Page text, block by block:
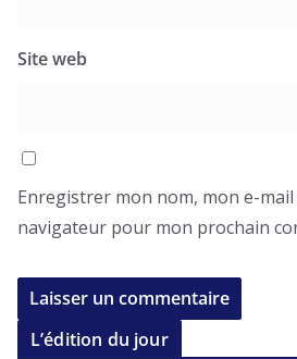
Site web
Enregistrer mon nom, mon e-
navigateur pour mon prochain
L’édition du jour